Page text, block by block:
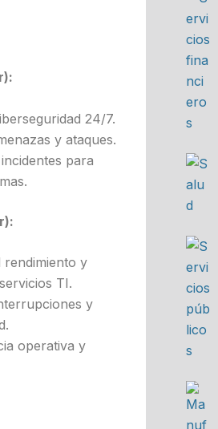
24/7.
y ataques.
para
rendimiento y
TI.
y
operativa y